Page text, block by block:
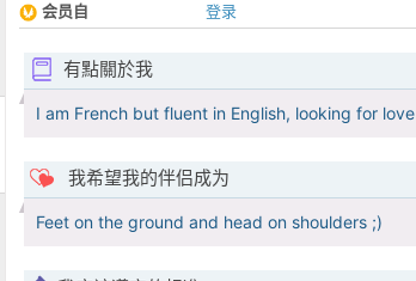
会员自
登录
有點關於我
I am French but fluent in English, looking for love
我希望我的伴侣成为
Feet on the ground and head on shoulders ;)